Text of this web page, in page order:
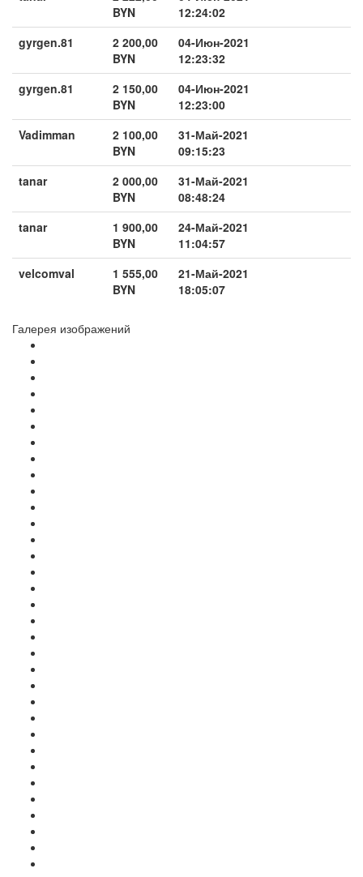
BYN
12:24:02
gyrgen.81
2 200,00
BYN
04-Июн-2021
12:23:32
gyrgen.81
2 150,00
BYN
04-Июн-2021
12:23:00
Vadimman
2 100,00
BYN
31-Май-2021
09:15:23
tanar
2 000,00
BYN
31-Май-2021
08:48:24
tanar
1 900,00
BYN
24-Май-2021
11:04:57
velcomval
1 555,00
BYN
21-Май-2021
18:05:07
Галерея изображений